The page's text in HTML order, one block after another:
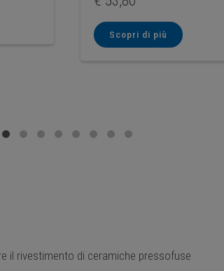
Scopri di più
il rivestimento di ceramiche pressofuse